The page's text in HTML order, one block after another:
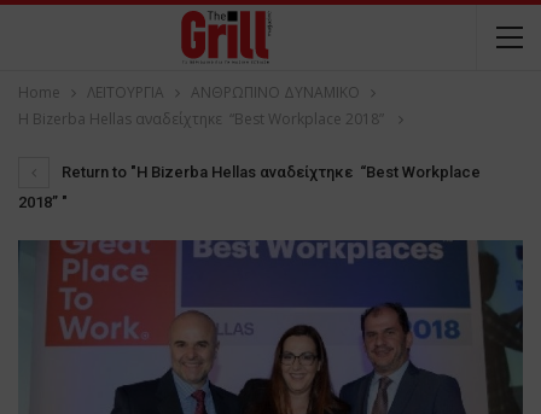
Home ΛΕΙΤΟΥΡΓΙΑ
ΑΝΘΡΩΠΙΝΟ ΔΥΝΑΜΙΚΟ
H Bizerba Hellas αναδείχτηκε “Best Workplace 2018”
Return to "H Bizerba Hellas αναδείχτηκε “Best Workplace
2018” "